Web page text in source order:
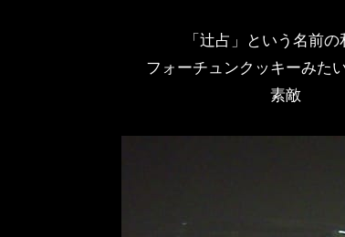
「辻占」という名前
フォーチュンクッキーみた
素敵